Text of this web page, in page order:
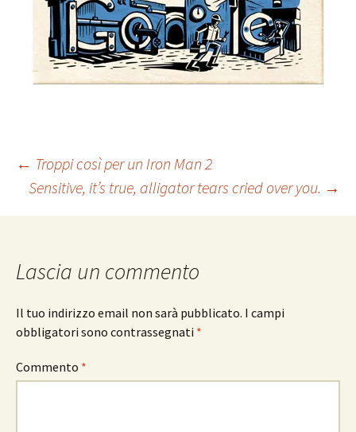
Navigazione
articolo
← Troppi così per un Iron Man 2
Sensitive, it’s true, alligator tears cried over you. →
Lascia un commento
Il tuo indirizzo email non sarà pubblicato. I campi
obbligatori sono contrassegnati *
Commento *